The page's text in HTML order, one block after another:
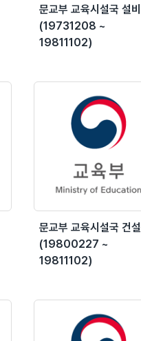
문교부 교육시설국 설
(19731208 ~
19811102)
문교부 교육시설국 건
(19800227 ~
19811102)